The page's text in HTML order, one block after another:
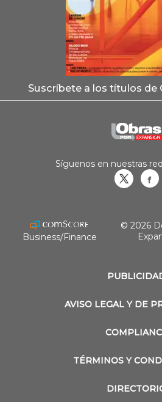
Suscríbete a los títulos de
AVISO LEGAL Y DE
TÉRMINOS Y
Síguenos en nuestras
Business/Finance
© 2026